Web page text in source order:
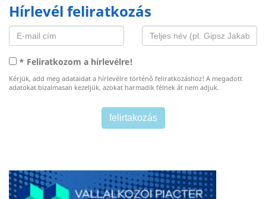
Hírlevél feliratkozás
* Feliratkozom a hírlevélre!
Kérjük, add meg adataidat a hírlevélre történő feliratkozáshoz! A megadott
adatokat bizalmasan kezeljük, azokat harmadik félnek át nem adjuk.